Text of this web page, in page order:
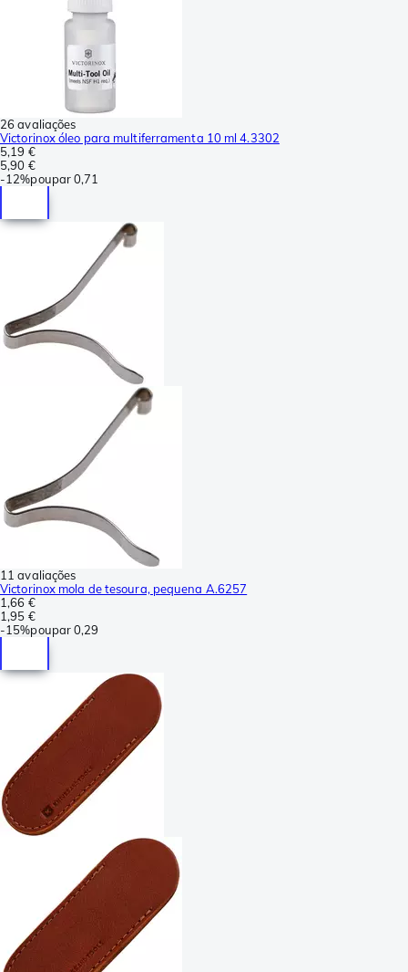
26 avaliações
Victorinox óleo para multiferramenta 10 ml 4.3302
5,19 €
5,90 €
-12%poupar0,71
11 avaliações
Victorinox mola de tesoura, pequena A.6257
1,66 €
1,95 €
-15%poupar0,29